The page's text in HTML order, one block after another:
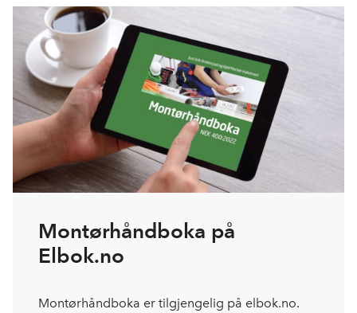
Montørhåndboka på
Elbok.no
Montørhåndboka er tilgjengelig på elbok.no.